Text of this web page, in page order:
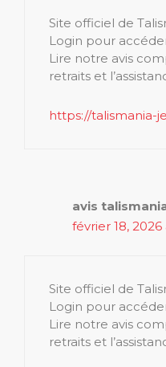
Site officiel de
Login pour
Lire notre avis
retraits et
https://talismania-
avis
février 18,
Site officiel de
Login pour
Lire notre avis
retraits et